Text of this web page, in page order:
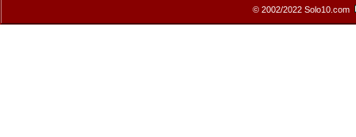
© 2002/2022 Solo10.com